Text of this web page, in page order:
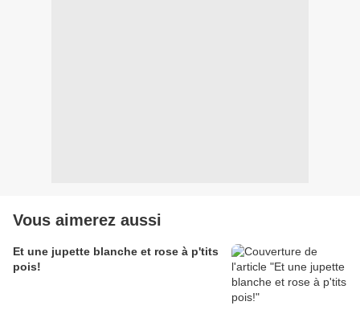
Vous aimerez aussi
Et une jupette blanche et rose à p'tits
pois!